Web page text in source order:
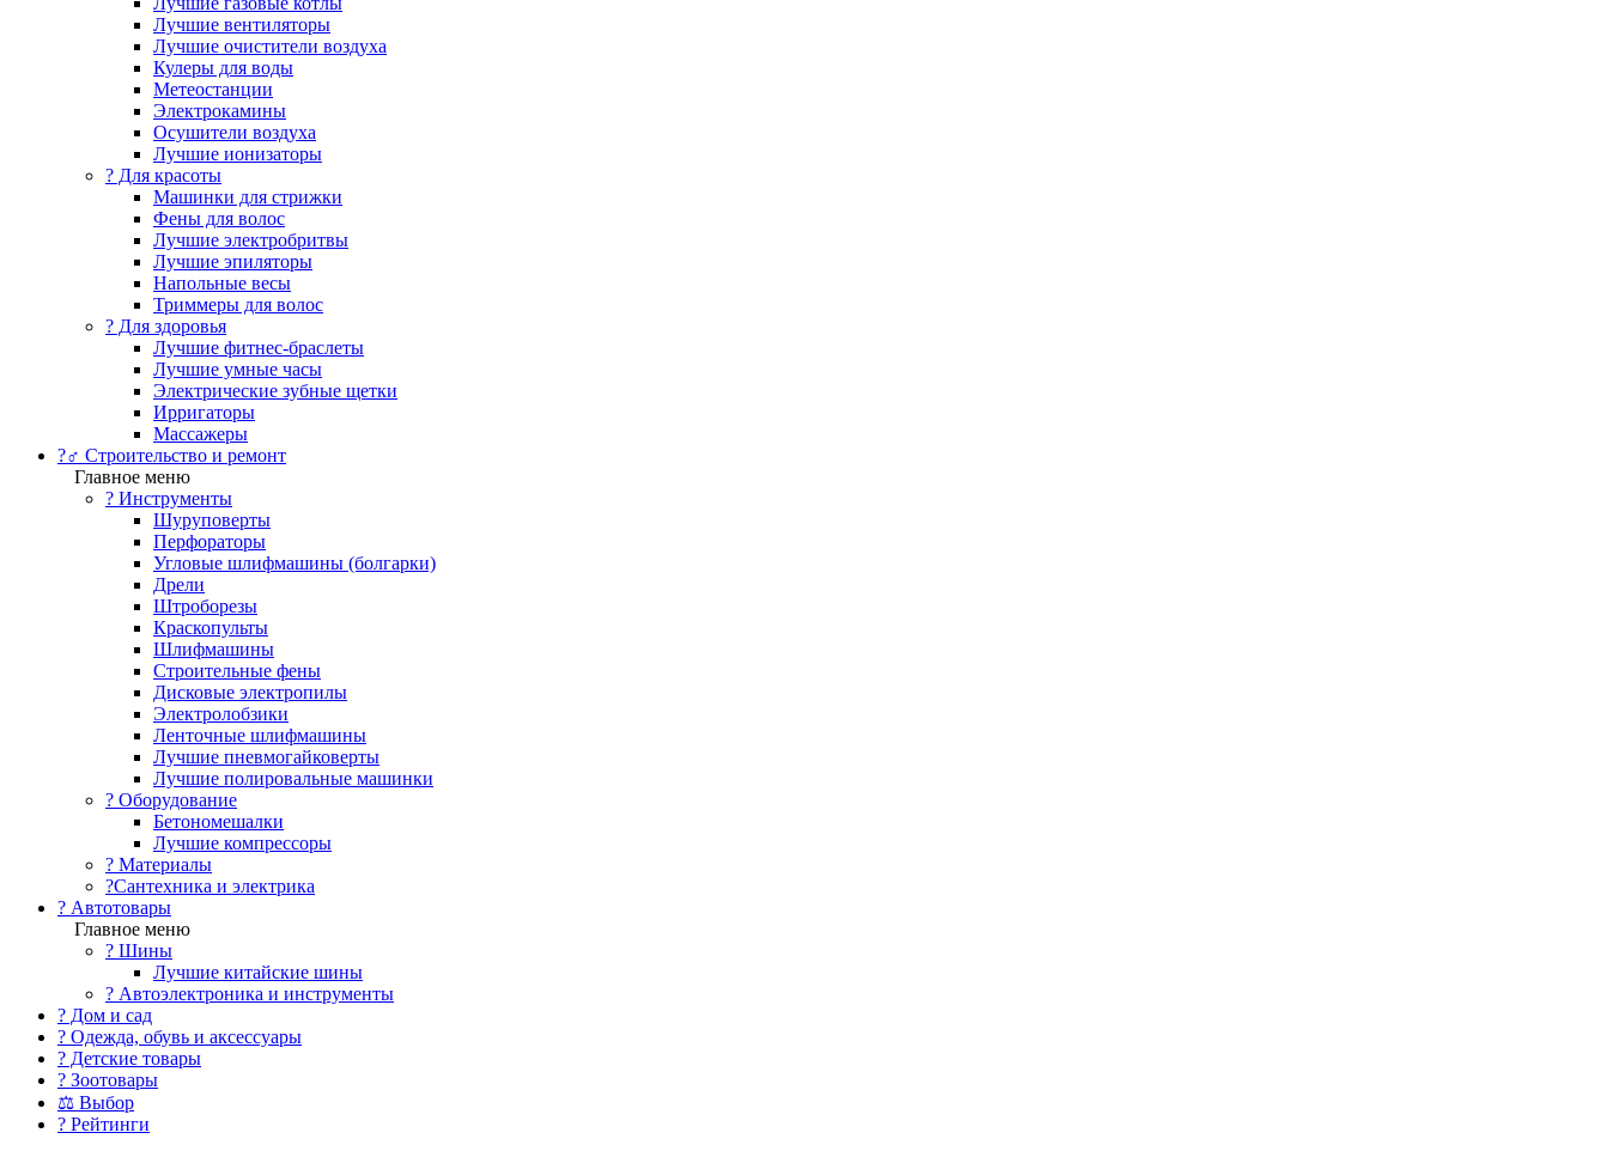
Лучшие вентиляторы
Лучшие очистители воздуха
Кулеры для воды
Метеостанции
Электрокамины
Осушители воздуха
Лучшие ионизаторы
? Для красоты
Машинки для стрижки
Фены для волос
Лучшие электробритвы
Лучшие эпиляторы
Напольные весы
Триммеры для волос
? Для здоровья
Лучшие фитнес-браслеты
Лучшие умные часы
Электрические зубные щетки
Ирригаторы
Массажеры
?‍♂️ Строительство и ремонт
Главное меню
?️ Инструменты
Шуруповерты
Перфораторы
Угловые шлифмашины (болгарки)
Дрели
Штроборезы
Краскопульты
Шлифмашины
Строительные фены
Дисковые электропилы
Электролобзики
Ленточные шлифмашины
Лучшие пневмогайковерты
Лучшие полировальные машинки
?️ Оборудование
Бетономешалки
Лучшие компрессоры
? Материалы
?Сантехника и электрика
? Автотовары
Главное меню
? Шины
Лучшие китайские шины
? Автоэлектроника и инструменты
? Дом и сад
? Одежда, обувь и аксессуары
? Детские товары
? Зоотовары
⚖ Выбор
? Рейтинги